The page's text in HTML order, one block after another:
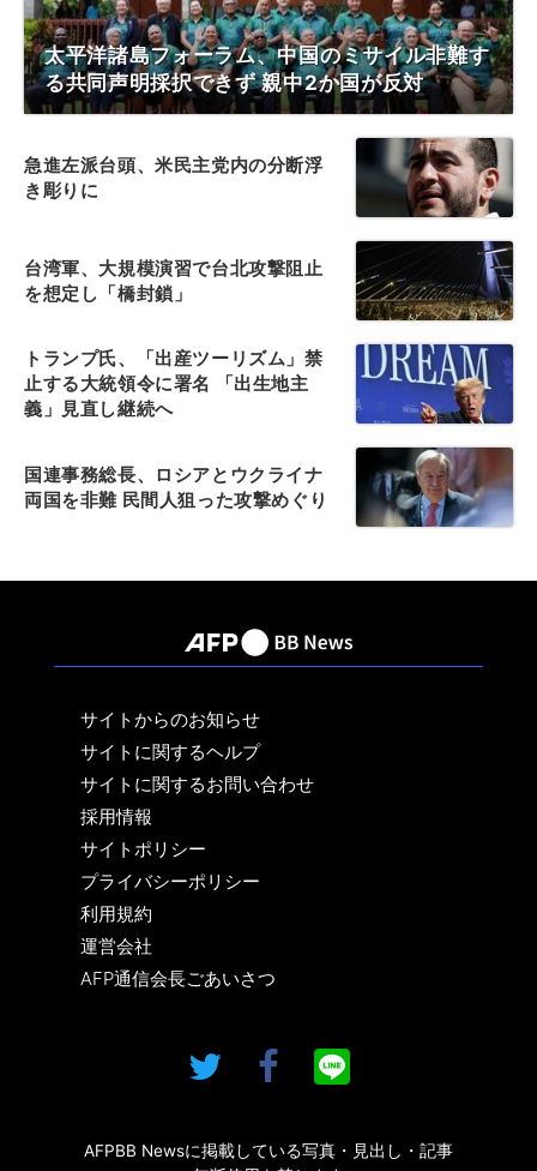
太平洋諸島フォーラム、中国のミサイル非難す
る共同声明採択できず 親中2か国が反対
急進左派台頭、米民主党内の分断浮
き彫りに
台湾軍、大規模演習で台北攻撃阻止
を想定し「橋封鎖」
トランプ氏、「出産ツーリズム」禁
止する大統領令に署名 「出生地主
義」見直し継続へ
国連事務総長、ロシアとウクライナ
両国を非難 民間人狙った攻撃めぐり
サイトからのお知らせ
サイトに関するヘルプ
サイトに関するお問い合わせ
採用情報
サイトポリシー
プライバシーポリシー
利用規約
運営会社
AFP通信会長ごあいさつ
AFPBB Newsに掲載している写真・見出し・記事